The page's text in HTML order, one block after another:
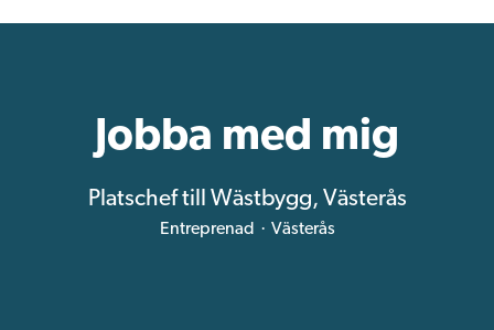
Jobba med mig
Platschef till Wästbygg, Västerås
Entreprenad · Västerås